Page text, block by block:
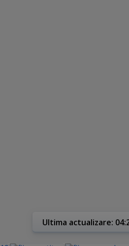
Ultima actualizare: